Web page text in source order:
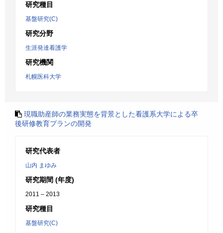
研究種目
基盤研究(C)
研究分野
生涯発達看護学
研究機関
札幌医科大学
現職助産師の業務実態を背景とした看護系大学による卒
後研修教育プランの開発
研究代表者
山内 まゆみ
研究期間 (年度)
2011 – 2013
研究種目
基盤研究(C)